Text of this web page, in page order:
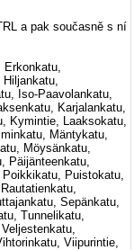
a pak současně s ní
Erkonkatu,
Hiljankatu,
Iso-Paavolankatu,
Karjalankatu,
Kymintie, Laaksokatu,
Mäntykatu,
Möysänkatu,
Päijänteenkatu,
Puistokatu,
Sepänkatu,
Tunnelikatu,
Viipurintie,